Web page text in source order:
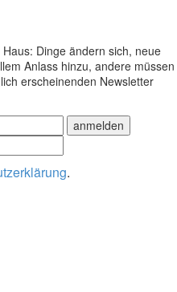
Dinge ändern sich, neue
Anlass hinzu, andere müssen
erscheinenden Newsletter
.